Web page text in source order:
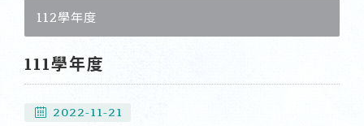
112學年度
111學年度
2022-11-21